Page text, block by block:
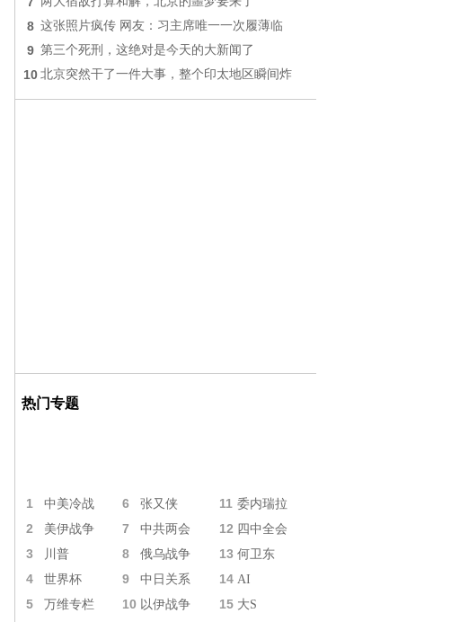
8 这张照片疯传 网友：习主席唯一一次履薄临
9 第三个死刑，这绝对是今天的大新闻了
10 北京突然干了一件大事，整个印太地区瞬间炸
热门专题
1 中美冷战 6 张又侠 11 委内瑞拉
2 美伊战争 7 中共两会 12 四中全会
3 川普 8 俄乌战争 13 何卫东
4 世界杯 9 中日关系 14 AI
5 万维专栏 10 以伊战争 15 大S